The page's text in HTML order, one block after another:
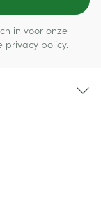
in voor onze
privacy policy.